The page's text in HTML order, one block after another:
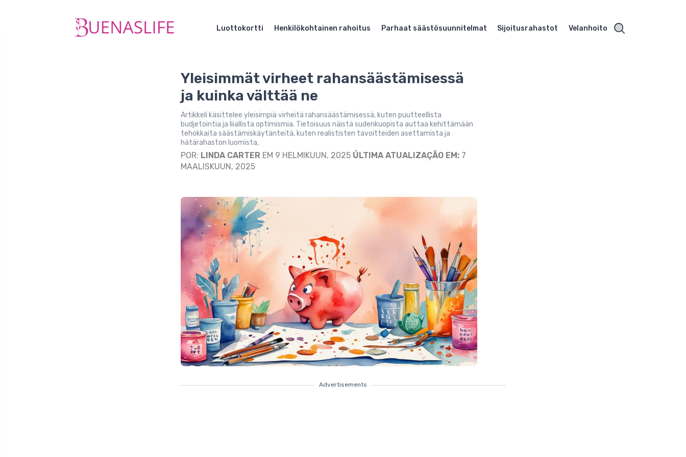
Luottokortti Henkilökohtainen rahoitus Parhaat säästösuunnitelmat Sijoitusrahastot Velanhoito
Yleisimmät virheet rahansäästämisessä
ja kuinka välttää ne
Artikkeli käsittelee yleisimpiä virheitä rahansäästämisessä, kuten puutteellista
budjetointia ja liiallista optimismia. Tietoisuus näistä sudenkuopista auttaa kehittämään
tehokkaita säästämiskäytänteitä, kuten realististen tavoitteiden asettamista ja
hätärahaston luomista,
POR: LINDA CARTER EM 9 HELMIKUUN, 2025 ÚLTIMA ATUALIZAÇÃO EM: 7
MAALISKUUN, 2025
Advertisements